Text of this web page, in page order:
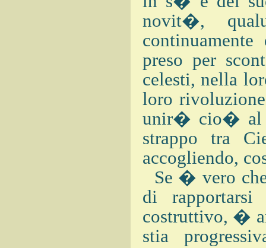
novit�,
preso per
celesti, nella
loro
unir� cio� al
strappo tra
accogliendo,
Se � vero
di
costruttivo, �
stia